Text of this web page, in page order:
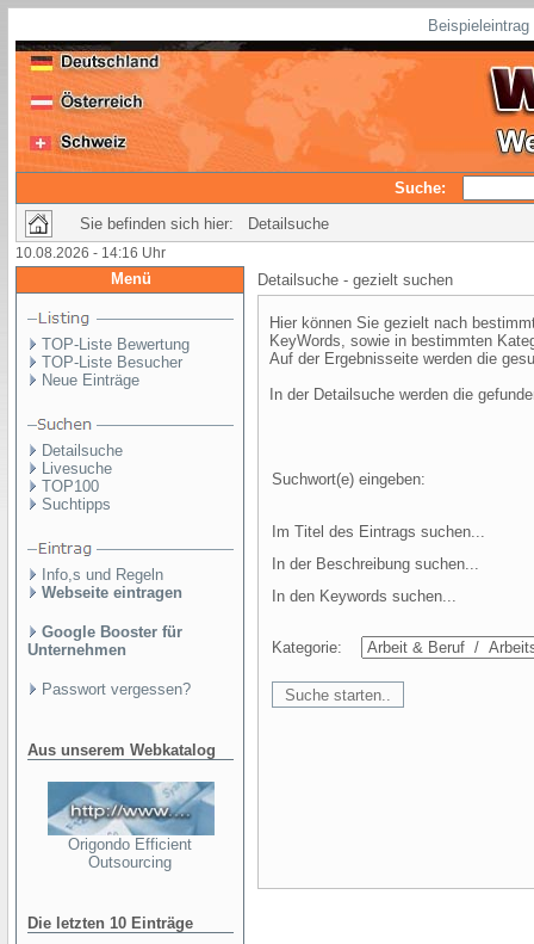
Suche:
Sie befinden sich hier: Detailsuche
10.08.2026 - 14:16 Uhr
Menü
TOP-Liste Bewertung
TOP-Liste Besucher
Neue Einträge
Detailsuche
Livesuche
TOP100
Suchtipps
Info,s und Regeln
Webseite eintragen
Google Booster für
Unternehmen
Passwort vergessen?
Aus unserem Webkatalog
Origondo Efficient
Outsourcing
Die letzten 10 Einträge
Detailsuche - gezielt suchen
Hier können Sie gezielt nach
KeyWords, sowie in bestimmten
Auf der Ergebnisseite werden die
In der Detailsuche werden die
Suchwort(e) eingeben:
Im Titel des Eintrags suchen...
In der Beschreibung suchen...
In den Keywords suchen...
Kategorie: